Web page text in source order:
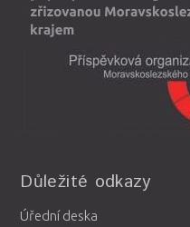
Důležité odkazy
Úřední deska